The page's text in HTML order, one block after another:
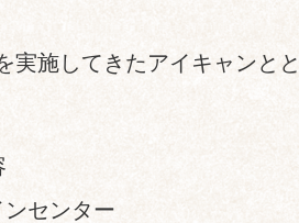
実施してきたアイキャンと
センター